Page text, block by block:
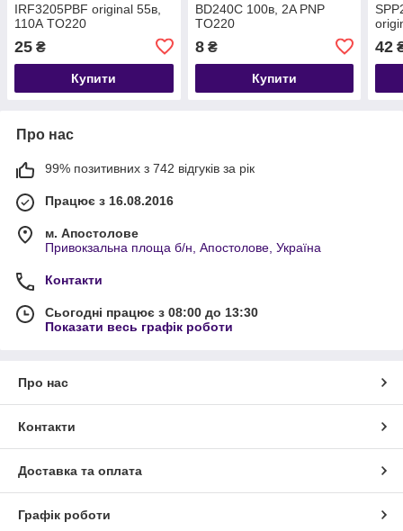
IRF3205PBF original 55в,
110А TO220
25 ₴
Купити
BD240C 100в, 2A PNP
TO220
8₴
Купити
42
Про нас
99% позитивних з 742 відгуків за рік
Працює з 16.08.2016
м. Апостолове
Привокзальна площа б/н, Апостолове, Україна
Контакти
Сьогодні працює з 08:00 до 13:30
Показати весь графік роботи
Про нас
Контакти
Доставка та оплата
Графік роботи